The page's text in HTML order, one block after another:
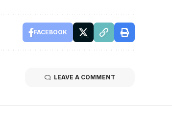
FACEBOOK
LEAVE A COMMENT